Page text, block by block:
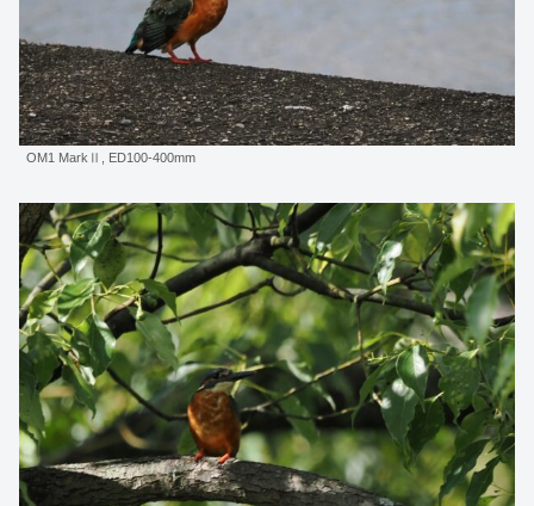
OM1 MarkⅡ, ED100-400mm